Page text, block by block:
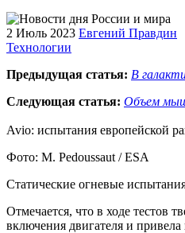
2 Июль 2023 Евгений Правдин
Технологии
Предыдущая статья: В
Следующая статья: Объем
Avio: испытания европейской
Фото: M. Pedoussaut / ESA
Статические огневые
Отмечается, что в ходе тестов
включения двигателя и